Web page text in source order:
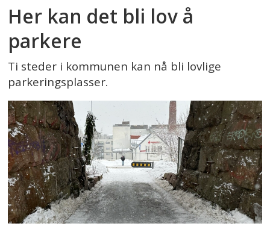
Her kan det bli lov å
parkere
Ti steder i kommunen kan nå bli lovlige
parkeringsplasser.